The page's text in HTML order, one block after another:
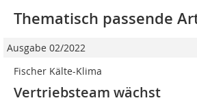
Thematisch passende
Ausgabe 02/2022
Fischer Kälte-Klima
Vertriebsteam wächst